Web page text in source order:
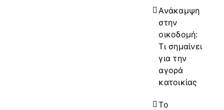
Ανάκαμψη
στην
οικοδομή:
Τι σημαίνει
για την
αγορά
κατοικίας
Το